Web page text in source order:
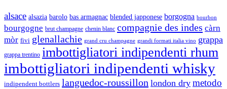
alsace alsazia barolo bas armagnac blended japponese borgogna bourbon
bourgogne brut champagne chenin blanc compagnie des indes càrn
mòr fivi glenallachie grand cru champagne grandi formati italia vino grappa
grappa trentino imbottigliatori indipendenti rhum
imbottigliatori indipendenti whisky
indipendent bottlers languedoc-roussillon london dry metodo